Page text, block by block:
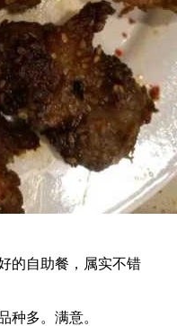
的自助餐，属实不错
种多。满意。